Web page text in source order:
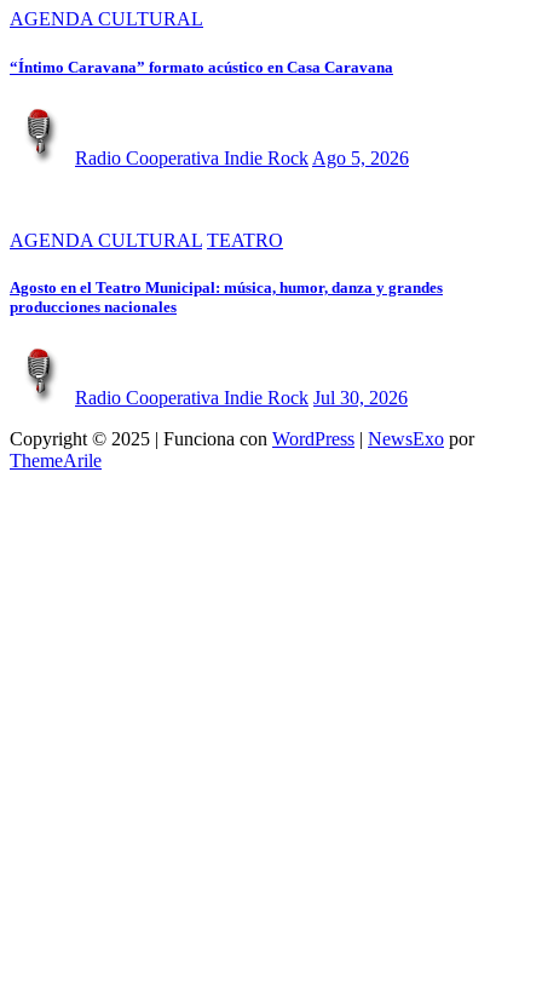
AGENDA CULTURAL
“Íntimo Caravana” formato acústico en Casa Caravana
Radio Cooperativa Indie Rock Ago 5, 2026
AGENDA CULTURAL TEATRO
Agosto en el Teatro Municipal: música, humor, danza y grandes
producciones nacionales
Radio Cooperativa Indie Rock Jul 30, 2026
Copyright © 2025 | Funciona con WordPress | NewsExo por
ThemeArile